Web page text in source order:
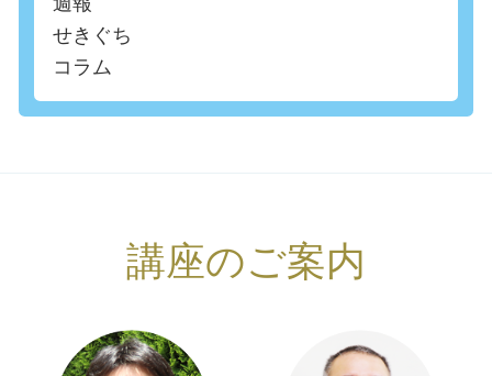
せきぐち
コラム
講座のご案内